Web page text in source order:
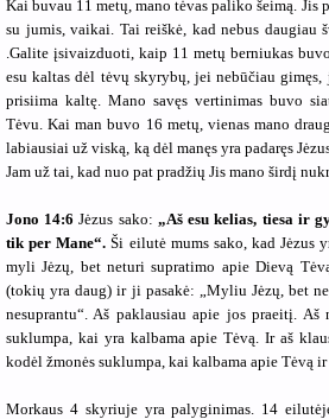
Kai buvau 11 metų, mano tėvas paliko šeimą.
su jumis, vaikai. Tai reiškė, kad nebus
.Galite įsivaizduoti, kaip 11 metų berniukas
esu kaltas dėl tėvų skyrybų, jei nebūčiau
prisiima kaltę. Mano savęs vertinimas buvo
Tėvu. Kai man buvo 16 metų, vienas mano
labiausiai už viską, ką dėl manęs yra padaręs
Jam už tai, kad nuo pat pradžių Jis mano širdį
Jono 14:6 Jėzus sako: „Aš esu kelias, tiesa ir
tik per Mane“. Ši eilutė mums sako, kad Jėzus
myli Jėzų, bet neturi supratimo apie Dievą
(tokių yra daug) ir ji pasakė: „Myliu Jėzų, bet
nesuprantu“. Aš paklausiau apie jos praeitį.
suklumpa, kai yra kalbama apie Tėvą. Ir aš
kodėl žmonės suklumpa, kai kalbama apie Tėvą
Morkaus 4 skyriuje yra palyginimas. 14